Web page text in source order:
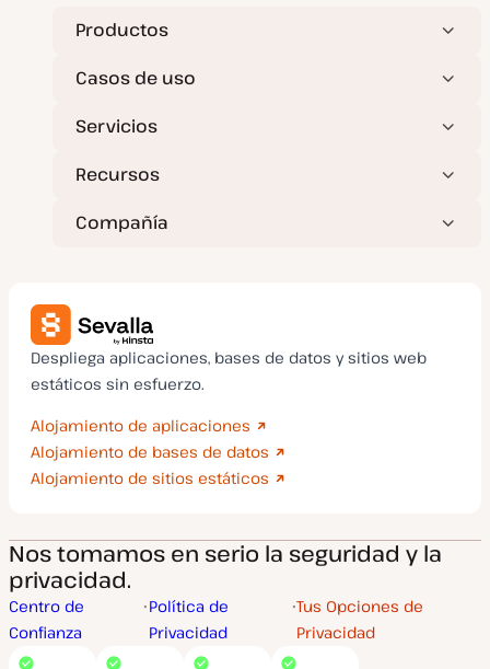
Productos
Casos de uso
Servicios
Recursos
Compañía
Despliega aplicaciones, bases de datos y sitios web
estáticos sin esfuerzo.
Alojamiento de aplicaciones
Alojamiento de bases de datos
Alojamiento de sitios estáticos
Nos tomamos en serio la seguridad y la
privacidad.
Centro de
Confianza
Política de
Privacidad
Tus Opciones de
Privacidad